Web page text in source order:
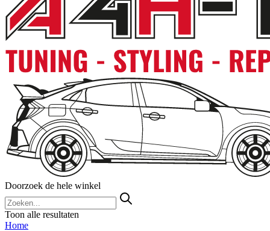
Doorzoek de hele winkel
Toon alle resultaten
Home